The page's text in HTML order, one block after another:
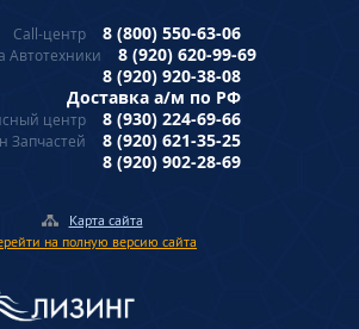
Call-центр 8 (800) 550-63-06
Автотехники
8 (920) 620-99-69
8 (920) 920-38-08
Доставка а/м по РФ
центр 8 (930) 224-69-66
Запчастей
8 (920) 621-35-25
8 (920) 902-28-69
Карта сайта
на полную версию сайта